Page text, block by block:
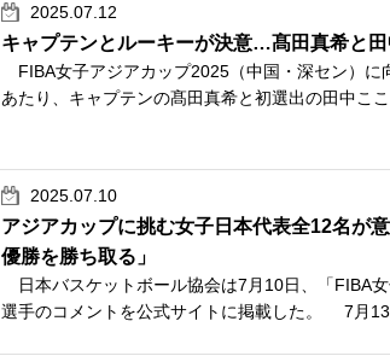
2025.07.12
キャプテンとルーキーが決意…髙田真希と
FIBA女子アジアカップ2025（中国・深セン）に
あたり、キャプテンの髙田真希と初選出の田中こ
2025.07.10
アジアカップに挑む女子日本代表全12名が
優勝を勝ち取る」
日本バスケットボール協会は7月10日、「FIBA
選手のコメントを公式サイトに掲載した。 7月13